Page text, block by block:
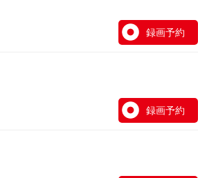
録画予約
録画予約